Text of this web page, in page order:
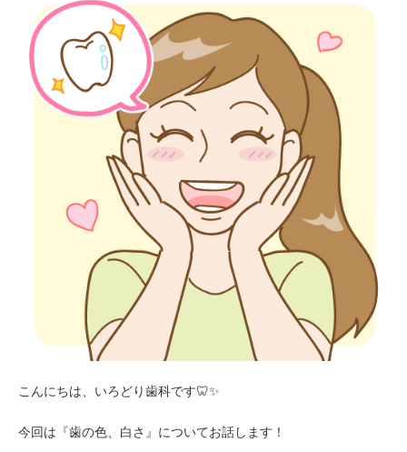
こんにちは、いろどり歯科です🦷✨
今回は『歯の色、白さ』についてお話します！